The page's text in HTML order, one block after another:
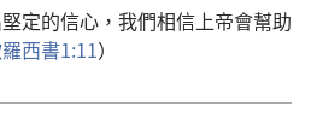
定的信心，我們相信上帝會幫助
西書1:11）